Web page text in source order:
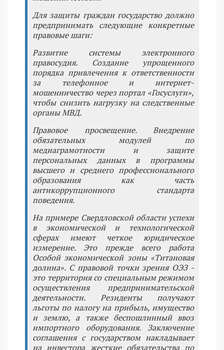
Для защиты граждан государство должно
предпринимать следующие конкретные
правовые шаги:
Развитие системы электронного
правосудия. Создание упрощенного
порядка привлечения к ответственности
за телефонное и интернет-
мошенничество через портал «Госуслуги»,
чтобы снизить нагрузку на следственные
органы МВД.
Правовое просвещение. Внедрение
обязательных модулей по
медиаграмотности и защите
персональных данных в программы
высшего и среднего профессионального
образования как часть
антикоррупционного стандарта
поведения.
На примере Свердловской области успехи
в экономической и технологической
сферах имеют четкое юридическое
измерение. Это прежде всего работа
Особой экономической зоны «Титановая
долина». С правовой точки зрения ОЭЗ -
это территория со специальным режимом
осуществления предпринимательской
деятельности. Резиденты получают
льготы по налогу на прибыль, имущество
и землю, а также беспошлинный ввоз
импортного оборудования. Заключение
соглашения с государством накладывает
на инвестора жесткие обязательства по